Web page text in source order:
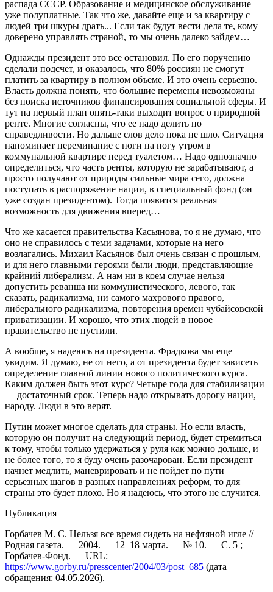
распада СССР. Образование и медицинское обслуживание
уже полуплатные. Так что же, давайте еще и за квартиру с
людей три шкуры драть... Если так будут вести дела те, кому
доверено управлять страной, то мы очень далеко зайдем…
Однажды президент это все остановил. По его поручению
сделали подсчет, и оказалось, что 80% россиян не смогут
платить за квартиру в полном объеме. И это очень серьезно.
Власть должна понять, что большие перемены невозможны
без поиска источников финансирования социальной сферы. И
тут на первый план опять-таки выходит вопрос о природной
ренте. Многие согласны, что ее надо делить по
справедливости. Но дальше слов дело пока не шло. Ситуация
напоминает переминание с ноги на ногу утром в
коммунальной квартире перед туалетом… Надо однозначно
определиться, что часть ренты, которую не зарабатывают, а
просто получают от природы сильные мира сего, должна
поступать в распоряжение нации, в специальный фонд (он
уже создан президентом). Тогда появится реальная
возможность для движения вперед…
Что же касается правительства Касьянова, то я не думаю, что
оно не справилось с теми задачами, которые на него
возлагались. Михаил Касьянов был очень связан с прошлым,
и для него главными героями были люди, представляющие
крайний либерализм. А нам ни в коем случае нельзя
допустить реванша ни коммунистического, левого, так
сказать, радикализма, ни самого махрового правого,
либерального радикализма, повторения времен чубайсовской
приватизации. И хорошо, что этих людей в новое
правительство не пустили.
А вообще, я надеюсь на президента. Фрадкова мы еще
увидим. Я думаю, не от него, а от президента будет зависеть
определение главной линии нового политического курса.
Каким должен быть этот курс? Четыре года для стабилизации
— достаточный срок. Теперь надо открывать дорогу нации,
народу. Люди в это верят.
Путин может многое сделать для страны. Но если власть,
которую он получит на следующий период, будет стремиться
к тому, чтобы только удержаться у руля как можно дольше, и
не более того, то я буду очень разочарован. Если президент
начнет медлить, маневрировать и не пойдет по пути
серьезных шагов в разных направлениях реформ, то для
страны это будет плохо. Но я надеюсь, что этого не случится.
Публикация
Горбачев М. С. Нельзя все время сидеть на нефтяной игле //
Родная газета. — 2004. — 12–18 марта. — № 10. — С. 5 ;
Горбачев-Фонд. — URL:
https://www.gorby.ru/presscenter/2004/03/post_685 (дата
обращения: 04.05.2026).